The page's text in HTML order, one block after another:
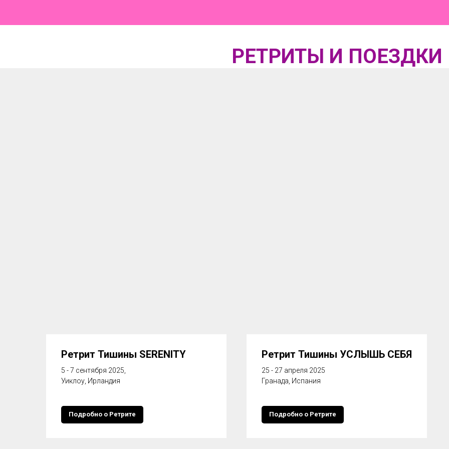
РЕТРИТЫ И ПОЕЗДКИ
Ретрит Тишины SERENITY
5 - 7 сентября 2025,
Уиклоу, Ирландия
Подробно о Ретрите
Ретрит Тишины УСЛЫШЬ СЕБЯ
25 - 27 апреля 2025
Гранада, Испания
Подробно о Ретрите